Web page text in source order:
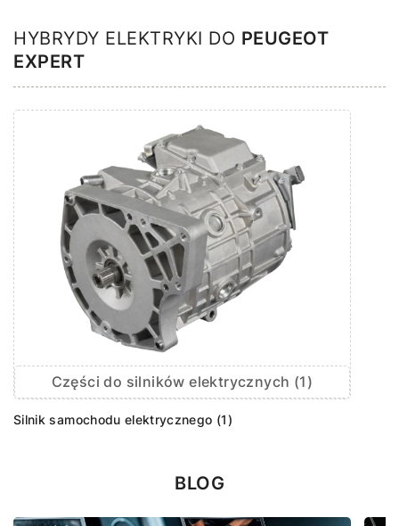
HYBRYDY ELEKTRYKI DO PEUGEOT
EXPERT
Części do silników elektrycznych (1)
Silnik samochodu elektrycznego (1)
BLOG